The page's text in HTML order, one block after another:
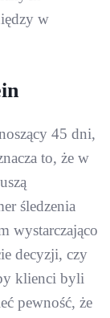
w
45 dni,
to, że w
śledzenia
wystarczająco
decyzji, czy
klienci byli
pewność, że